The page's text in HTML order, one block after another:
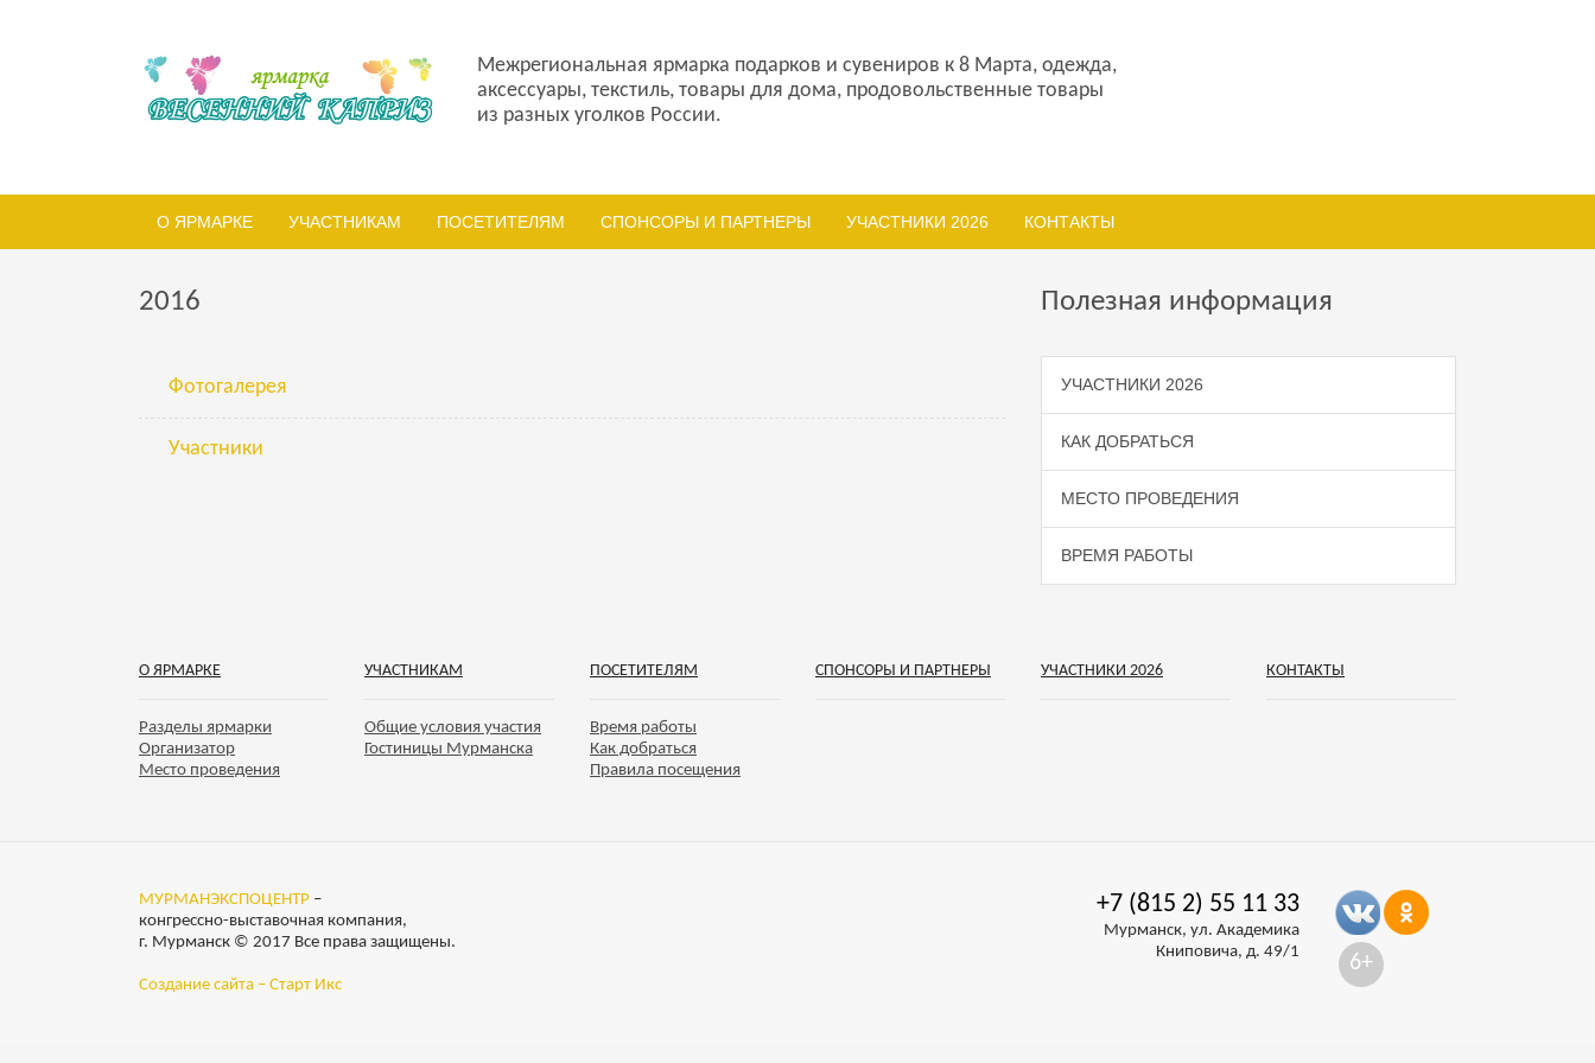
Межрегиональная ярмарка подарков и сувениров к 8 Марта, одежда,
аксессуары, текстиль, товары для дома, продовольственные товары
из разных уголков России.
О ЯРМАРКЕ УЧАСТНИКАМ ПОСЕТИТЕЛЯМ СПОНСОРЫ И ПАРТНЕРЫ УЧАСТНИКИ 2026 КОНТАКТЫ
2016
Фотогалерея
Участники
Полезная информация
УЧАСТНИКИ 2026
КАК ДОБРАТЬСЯ
МЕСТО ПРОВЕДЕНИЯ
ВРЕМЯ РАБОТЫ
О ЯРМАРКЕ
Разделы ярмарки
Организатор
Место проведения
УЧАСТНИКАМ
Общие условия участия
Гостиницы Мурманска
ПОСЕТИТЕЛЯМ
Время работы
Как добраться
Правила посещения
СПОНСОРЫ И ПАРТНЕРЫ УЧАСТНИКИ 2026 КОНТАКТЫ
МУРМАНЭКСПОЦЕНТР –
конгрессно-выставочная компания,
г. Мурманск © 2017 Все права защищены.
Создание сайта – Старт Икс
+7 (815 2) 55 11 33
Мурманск, ул. Академика
Книповича, д. 49/1
6+